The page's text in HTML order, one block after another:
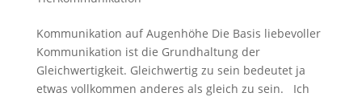
Kommunikation auf Augenhöhe Die Basis liebevoller
Kommunikation ist die Grundhaltung der
Gleichwertigkeit. Gleichwertig zu sein bedeutet ja
etwas vollkommen anderes als gleich zu sein. Ich